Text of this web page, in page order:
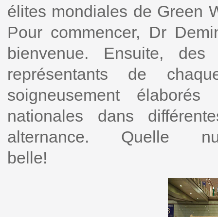
élites mondiales de Green
Pour commencer, Dr
bienvenue. Ensuite,
représentants de
soigneusement
nationales dans
alternance. Quelle